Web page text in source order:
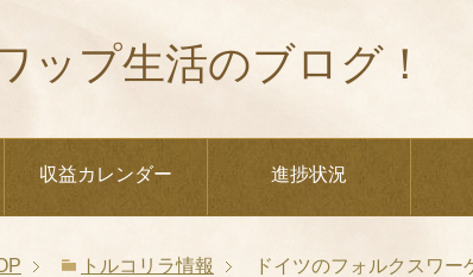
ップ生活のブログ！
収益カレンダー 進捗状況
トルコリラ情報 ドイツのフォルクスワー